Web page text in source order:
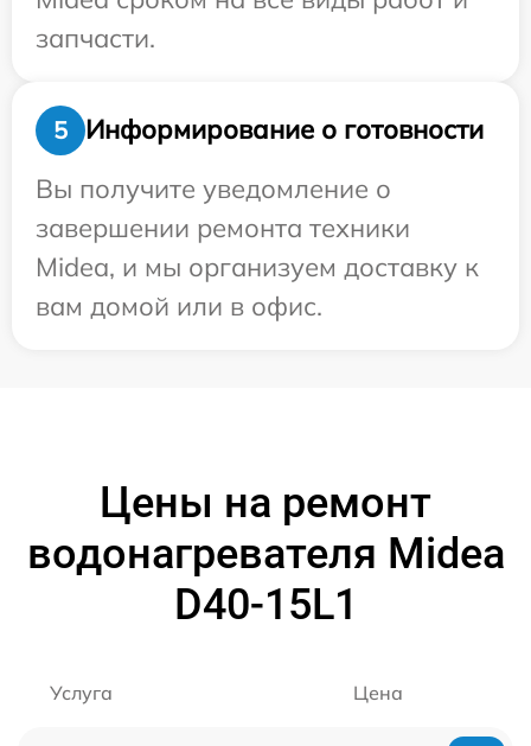
запчасти.
5
Информирование о готовности
Вы получите уведомление о
завершении ремонта техники
Midea, и мы организуем доставку к
вам домой или в офис.
Цены на ремонт
водонагревателя Midea
D40-15L1
Услуга Цена